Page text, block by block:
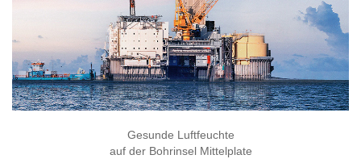
Gesunde Luftfeuchte
auf der Bohrinsel Mittelplate